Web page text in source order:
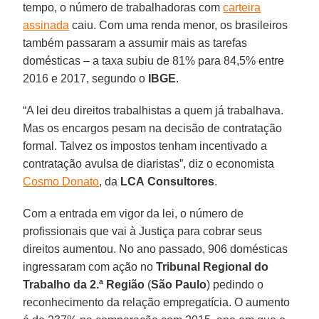
tempo, o número de trabalhadoras comcarteira
assinada caiu. Com uma renda menor, os brasileiros
também passaram a assumir mais as tarefas
domésticas – a taxa subiu de 81% para 84,5% entre
2016 e 2017, segundo o
IBGE.
“A lei deu direitos trabalhistas a quem já trabalhava.
Mas os encargos pesam na decisão de contratação
formal. Talvez os impostos tenham incentivado a
contratação avulsa de diaristas”, diz o economista
Cosmo Donato, da LCA Consultores.
Com a entrada em vigor da lei, o número de
profissionais que vai à Justiça para cobrar seus
direitos aumentou. No ano passado, 906 domésticas
ingressaram com ação noTribunal Regional do
Trabalho da 2.ª Região (São Paulo) pedindo o
reconhecimento da relação empregatícia. O aumento